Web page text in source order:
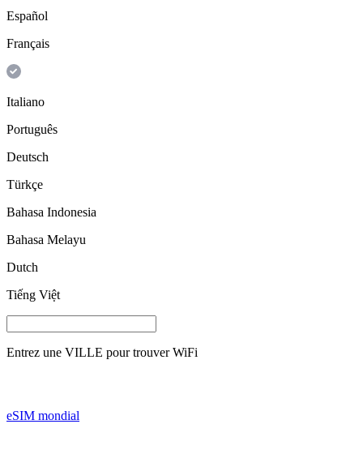
Español
Français
Italiano
Português
Deutsch
Türkçe
Bahasa Indonesia
Bahasa Melayu
Dutch
Tiếng Việt
Entrez une VILLE pour trouver WiFi
eSIM mondial